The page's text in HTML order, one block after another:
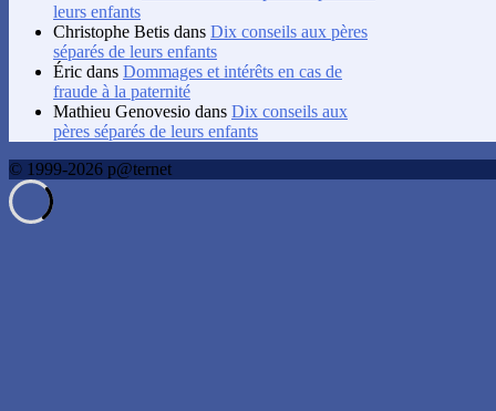
leurs enfants
Christophe Betis dans Dix conseils aux pères
séparés de leurs enfants
Éric dans Dommages et intérêts en cas de
fraude à la paternité
Mathieu Genovesio dans Dix conseils aux
pères séparés de leurs enfants
© 1999-2026 p@ternet